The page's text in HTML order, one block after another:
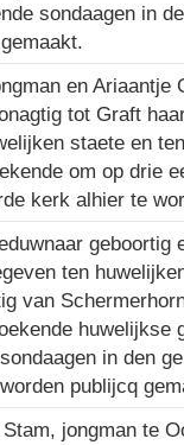
sondaagen in
en Ariaantje
tot Graft
staete en
om op drie
kerk alhier te
geboortig
ten
van
huwelijkse
in den
publijcq
jongman te